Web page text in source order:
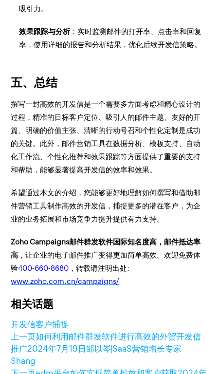
吸引力。
效果跟踪与分析：实时监测邮件的打开率、点击率和回复
率，使用详细的报告和分析结果，优化后续开发信策略。
五、总结
撰写一封高效的开发信是一个需要多方面考虑和精心设计的
过程，精准的目标客户定位、吸引人的邮件主题、友好的开
篇、明确的价值主张、清晰的行动号召和个性化定制是成功
的关键。此外，邮件营销工具在数据分析、模板支持、自动
化工作流、个性化推荐和效果跟踪等方面提供了重要的支持
和帮助，能够显著提高开发信的效率和效果。
希望通过本文的介绍，您能够更好地理解如何撰写和借助邮
件营销工具制作高效的开发信，捕捉更多的潜在客户，为企
业的业务拓展和市场竞争力提升提供有力支持。
Zoho Campaigns邮件群发软件国际知名度高，邮件抵达率
高 ，让企业的电子邮件推广变得更加简单高效。欢迎免费体
验400-660-8680 ，转载请注明出处:
www.zoho.com.cn/campaigns/
相关话题
开发信客户捕捉
上一页如何利用邮件群发软件进行高效的外贸开发信
推广2024年7月19日邹以岑|SaaS营销增长专家
Shang